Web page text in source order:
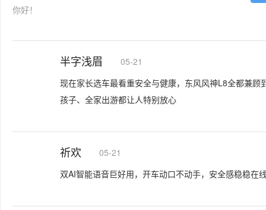
你好！
半字浅眉
05-21
现在家长选车最看重安全与健康，东风风神L8全都兼
孩子、全家出游都让人特别放心
祈欢
05-21
双AI智能语音巨好用，开车动口不动手，安全感稳稳在